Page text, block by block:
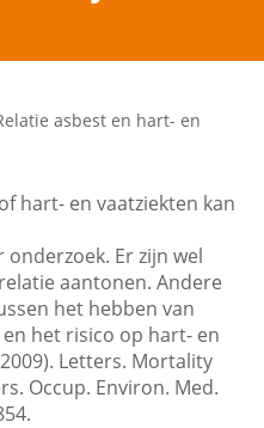
asbest en hart- en
hart- en vaatziekten kan
Er zijn wel
aantonen. Andere
het hebben van
het risico op hart- en
Letters. Mortality
Occup. Environ. Med.